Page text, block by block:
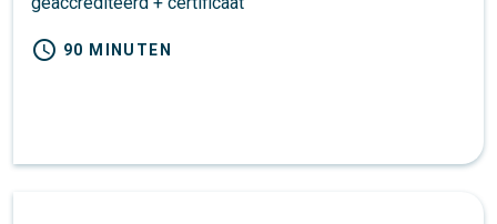
schedule 90 MINUTEN